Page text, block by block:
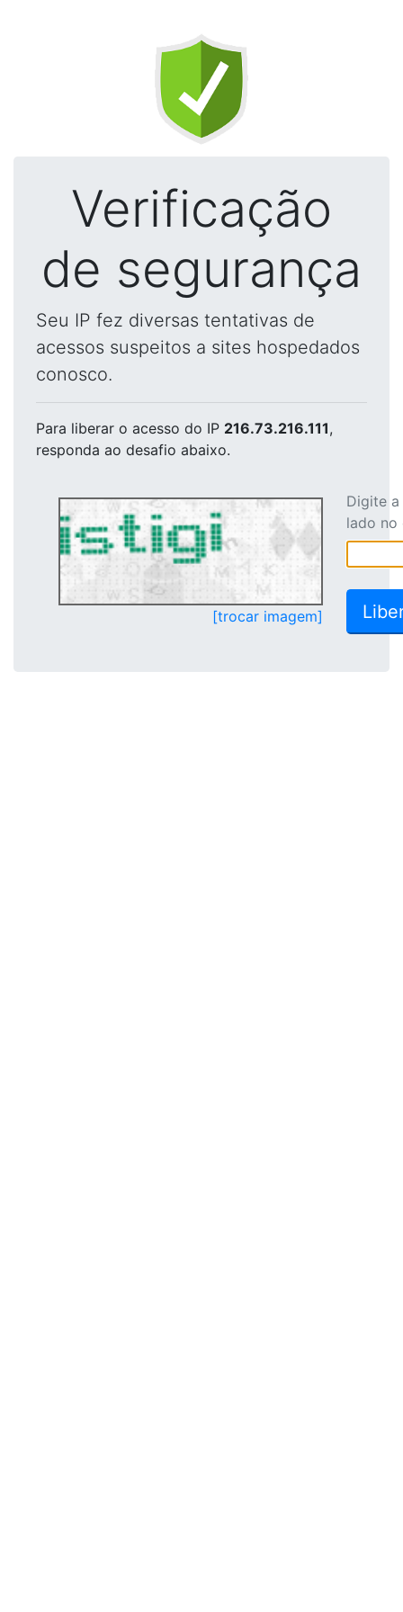
Verificação
de segurança
Seu IP fez diversas tentativas de
acessos suspeitos a sites hospedados
conosco.
Para liberar o acesso do IP 216.73.216.111,
responda ao desafio abaixo.
[trocar imagem]
Digite
lado no